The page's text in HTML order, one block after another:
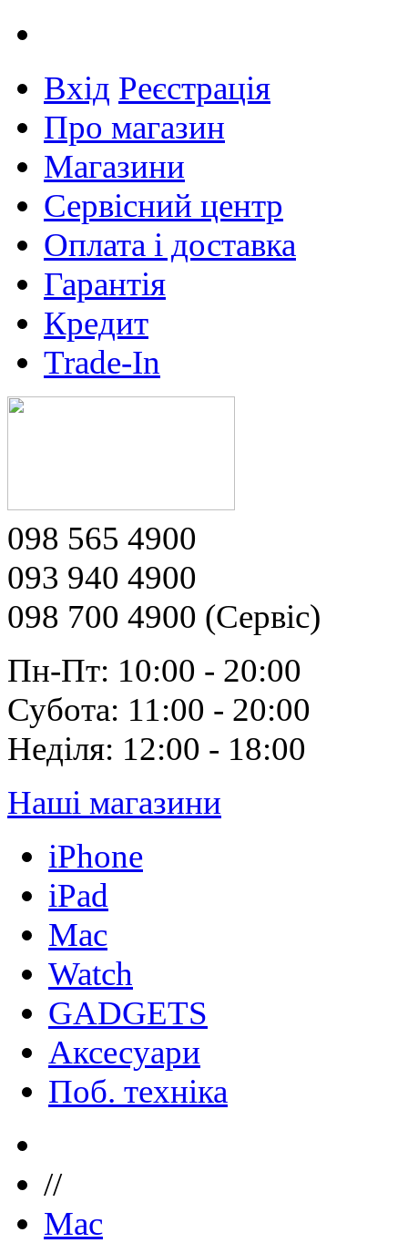
Вхід Реєстрація
Про магазин
Магазини
Сервісний центр
Оплата і доставка
Гарантія
Кредит
Trade-In
098 565 4900
093 940 4900
098 700 4900 (Сервіс)
Пн-Пт: 10:00 - 20:00
Субота: 11:00 - 20:00
Неділя: 12:00 - 18:00
Наші магазини
iPhone
iPad
Mac
Watch
GADGETS
Аксесуари
Поб. техніка
//
Mac